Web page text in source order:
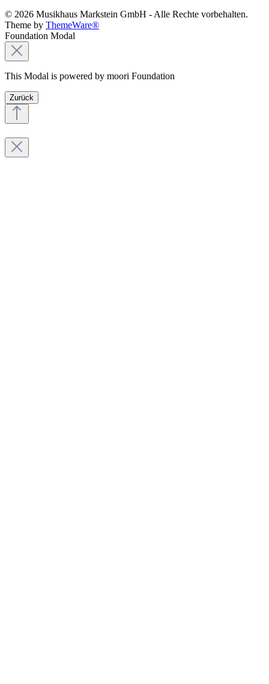
© 2026 Musikhaus Markstein GmbH - Alle Rechte vorbehalten.
Theme by ThemeWare®
Foundation Modal
This Modal is powered by moori Foundation
Zurück